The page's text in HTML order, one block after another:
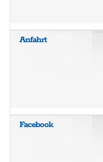
Anfahrt
Facebook